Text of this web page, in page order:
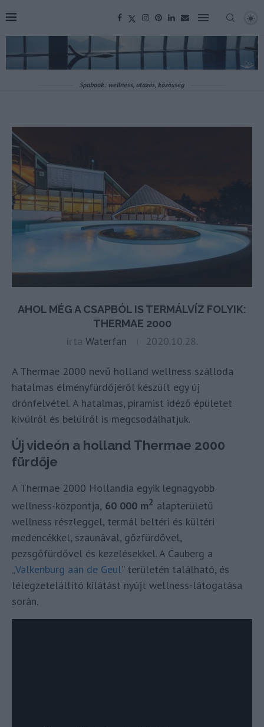
Spabook: wellness, utazás, közösség
AHOL MÉG A CSAPBÓL IS TERMÁLVÍZ FOLYIK:
THERMAE 2000
írta Waterfan 2020.10.28.
A Thermae 2000 nevű holland wellness szálloda
hatalmas élményfürdőjéről készült egy új
drónfelvétel. A hatalmas, piramist idéző épületet
kívülről és belülről is megcsodálhatjuk.
Új videón a holland Thermae 2000
fürdője
A Thermae 2000 Hollandia egyik legnagyobb
wellness-központja, 60 000 m2 alapterületű
wellness részleggel, termál beltéri és kültéri
medencékkel, szaunával, gőzfürdővel,
pezsgőfürdővel és kezelésekkel. A Cauberg a
„Valkenburg aan de Geul” területén található, és
lélegzetelállító kilátást nyújt wellness-látogatása
során.